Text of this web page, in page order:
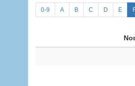
0-9 A B C D E